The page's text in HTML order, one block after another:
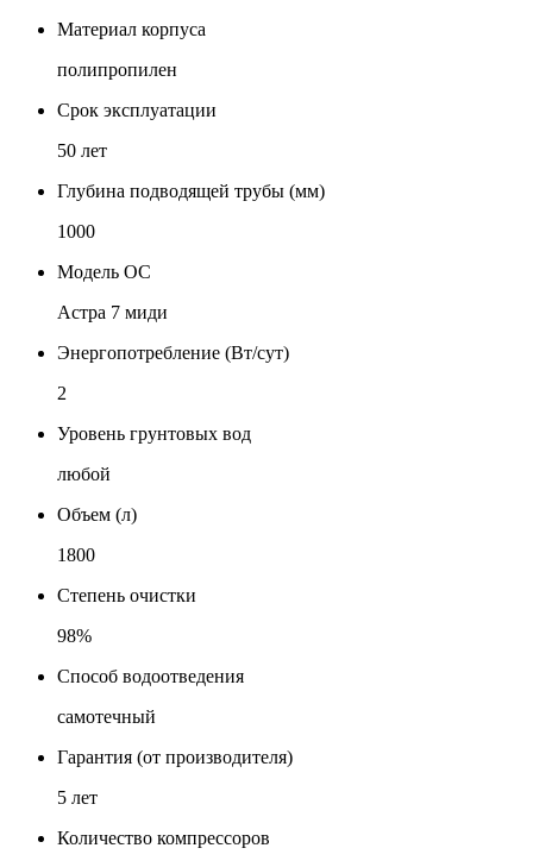
Материал корпуса
полипропилен
Срок эксплуатации
50 лет
Глубина подводящей трубы (мм)
1000
Модель ОС
Астра 7 миди
Энергопотребление (Вт/сут)
2
Уровень грунтовых вод
любой
Объем (л)
1800
Степень очистки
98%
Способ водоотведения
самотечный
Гарантия (от производителя)
5 лет
Количество компрессоров